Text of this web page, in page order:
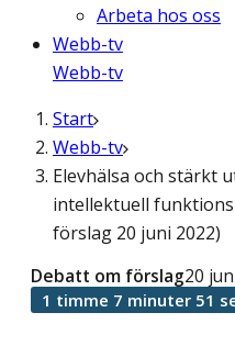
Arbeta hos oss
Webb-tv
Webb-tv
Start
Webb-tv
Elevhälsa och stärkt
intellektuell
förslag 20 juni 2022)
Debatt om förslag20
1 timme 7 minuter 51